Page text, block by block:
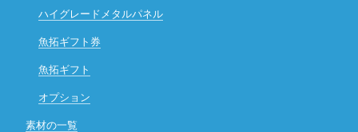
ハイグレードメタルパネル
魚拓ギフト券
魚拓ギフト
オプション
素材の一覧